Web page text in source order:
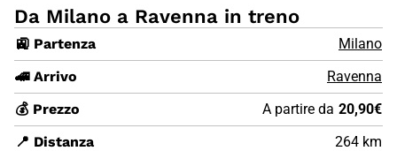
Da Milano a Ravenna in treno
🚉 Partenza
Milano
🚄 Arrivo
Ravenna
💰 Prezzo
A partire da 20,90€
📍 Distanza
264 km